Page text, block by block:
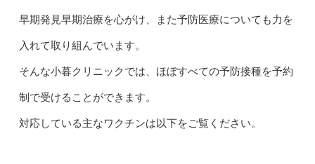
早期発見早期治療を心がけ、また予防医療についても力を
入れて取り組んでいます。
そんな小暮クリニックでは、ほぼすべての予防接種を予約
制で受けることができます。
対応している主なワクチンは以下をご覧ください。